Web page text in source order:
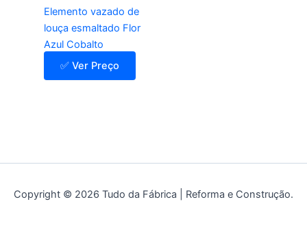
Elemento vazado de
louça esmaltado Flor
Azul Cobalto
✅ Ver Preço
Copyright © 2026 Tudo da Fábrica | Reforma e Construção.